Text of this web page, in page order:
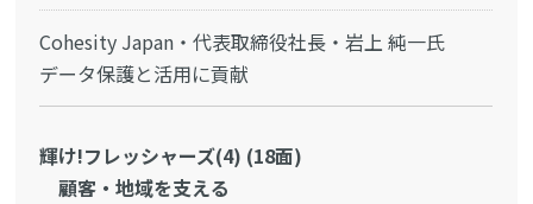
Cohesity Japan・代表取締役社長・岩上 純一氏
データ保護と活用に貢献
輝け!フレッシャーズ(4) (18面)
顧客・地域を支える